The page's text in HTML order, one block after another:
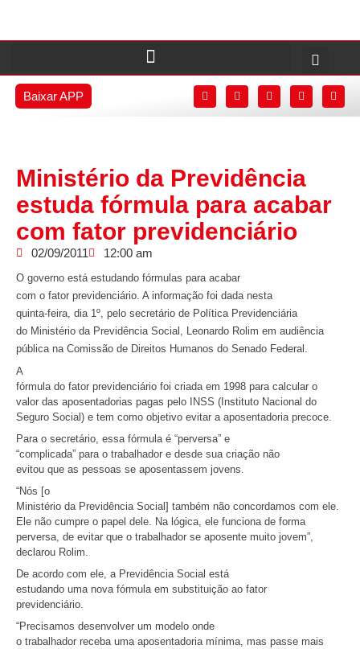
Baixar APP
Ministério da Previdência
estuda fórmula para acabar
com fator previdenciário
02/09/2011 12:00 am
O governo está estudando fórmulas para acabar
com o fator previdenciário. A informação foi dada nesta
quinta-feira, dia 1º, pelo secretário de Política Previdenciária
do Ministério da Previdência Social, Leonardo Rolim em audiência
pública na Comissão de Direitos Humanos do Senado Federal.
A
fórmula do fator previdenciário foi criada em 1998 para calcular o
valor das aposentadorias pagas pelo INSS (Instituto Nacional do
Seguro Social) e tem como objetivo evitar a aposentadoria precoce.
Para o secretário, essa fórmula é “perversa” e
“complicada” para o trabalhador e desde sua criação não
evitou que as pessoas se aposentassem jovens.
“Nós [o
Ministério da Previdência Social] também não concordamos com ele.
Ele não cumpre o papel dele. Na lógica, ele funciona de forma
perversa, de evitar que o trabalhador se aposente muito jovem”,
declarou Rolim.
De acordo com ele, a Previdência Social está
estudando uma nova fórmula em substituição ao fator
previdenciário.
“Precisamos desenvolver um modelo onde
o trabalhador receba uma aposentadoria mínima, mas passe mais